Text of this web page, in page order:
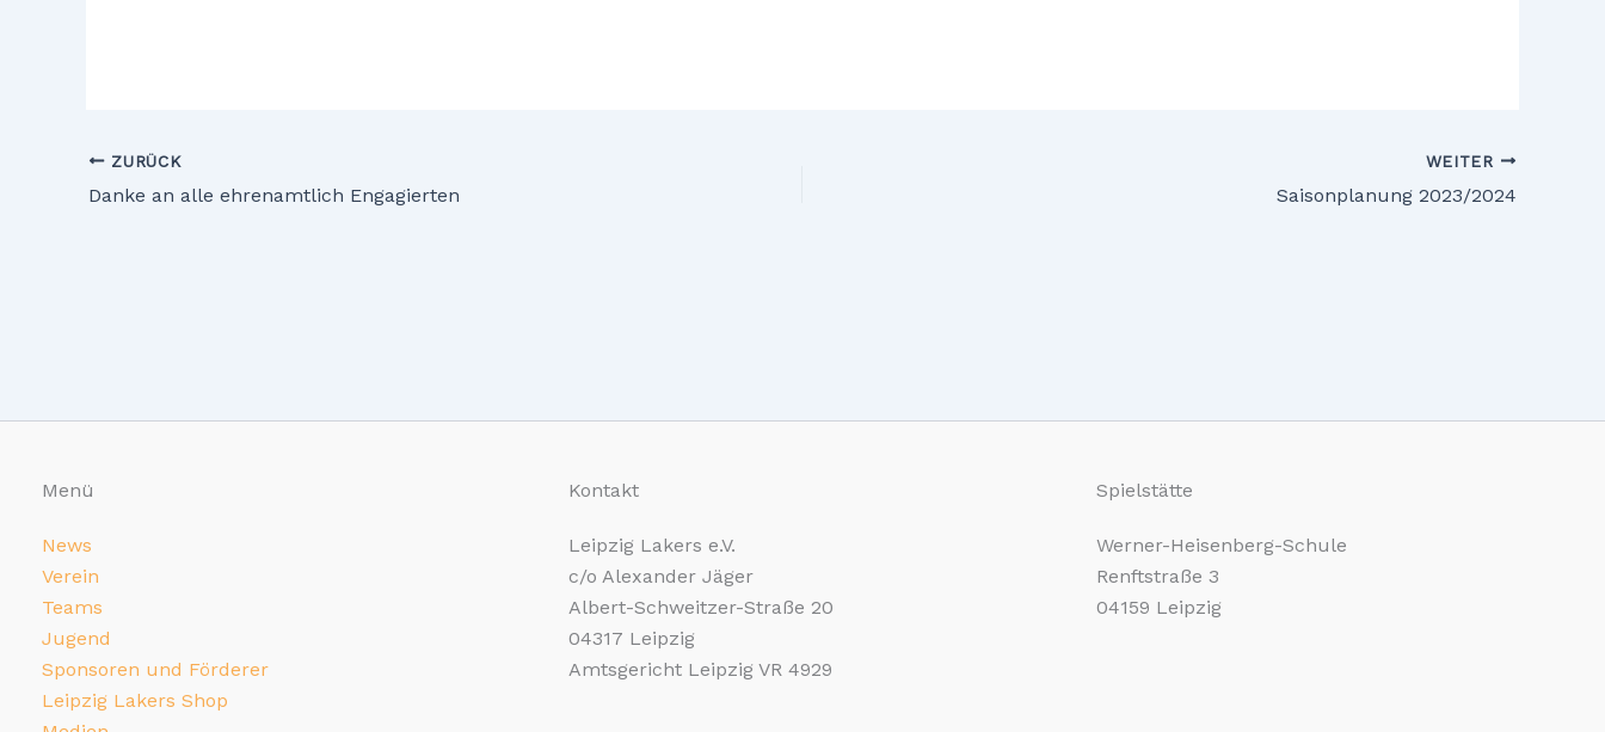
ZURÜCK
Danke an alle ehrenamtlich Engagierten
WEITER
Saisonplanung 2023/2024
Menü
News
Verein
Teams
Jugend
Sponsoren und Förderer
Leipzig Lakers Shop
Kontakt
Leipzig Lakers e.V.
c/o Alexander Jäger
Albert-Schweitzer-Straße 20
04317 Leipzig
Amtsgericht Leipzig VR 4929
Spielstätte
Werner-Heisenberg-Schule
Renftstraße 3
04159 Leipzig